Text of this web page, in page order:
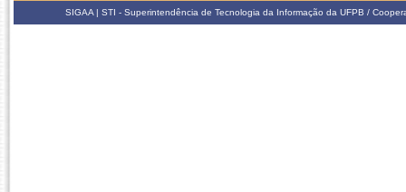
SIGAA | STI - Superintendência de Tecnologia da Informação da UFPB /